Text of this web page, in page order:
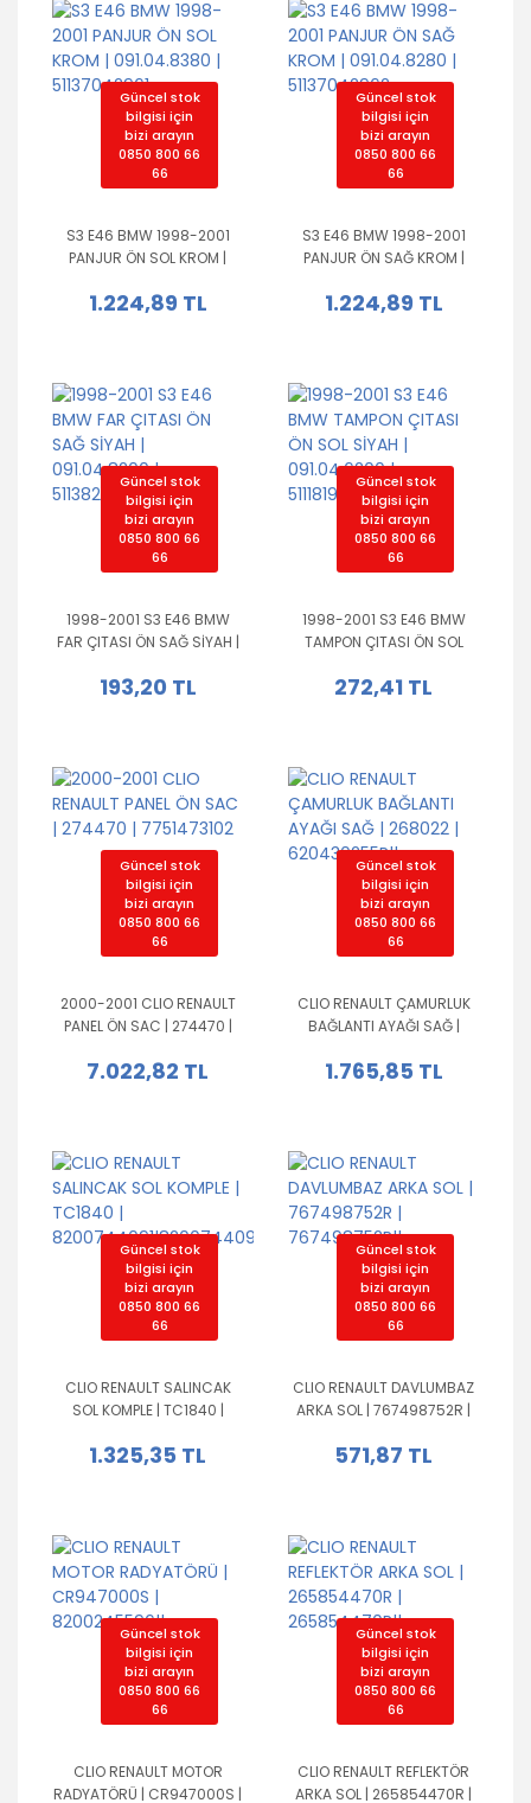
Güncel stok
bilgisi için
bizi arayın
0850 800 66
66
S3 E46 BMW 1998-2001
PANJUR ÖN SOL KROM |
1.224,89 TL
Güncel stok
bilgisi için
bizi arayın
0850 800 66
66
S3 E46 BMW 1998-2001
PANJUR ÖN SAĞ KROM |
1.224,89 TL
Güncel stok
bilgisi için
bizi arayın
0850 800 66
66
1998-2001 S3 E46 BMW
FAR ÇITASI ÖN SAĞ SİYAH |
51138208486
193,20 TL
Güncel stok
bilgisi için
bizi arayın
0850 800 66
66
1998-2001 S3 E46 BMW
TAMPON ÇITASI ÖN SOL
51118195290
272,41 TL
Güncel stok
bilgisi için
bizi arayın
0850 800 66
66
2000-2001 CLIO RENAULT
PANEL ÖN SAC | 274470 |
7.022,82 TL
Güncel stok
bilgisi için
bizi arayın
0850 800 66
66
CLIO RENAULT ÇAMURLUK
BAĞLANTI AYAĞI SAĞ |
1.765,85 TL
Güncel stok
bilgisi için
bizi arayın
0850 800 66
66
CLIO RENAULT SALINCAK
SOL KOMPLE | TC1840 |
1.325,35 TL
Güncel stok
bilgisi için
bizi arayın
0850 800 66
66
CLIO RENAULT DAVLUMBAZ
ARKA SOL | 767498752R |
571,87 TL
Güncel stok
bilgisi için
bizi arayın
0850 800 66
66
CLIO RENAULT MOTOR
RADYATÖRÜ | CR947000S |
Güncel stok
bilgisi için
bizi arayın
0850 800 66
66
CLIO RENAULT REFLEKTÖR
ARKA SOL | 265854470R |